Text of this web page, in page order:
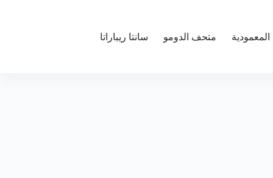
المعمودية متحف الدومو سانتا ريباراتا